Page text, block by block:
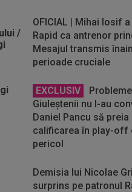
OFICIAL | Mihai Iosif
Rapid ca antrenor
Mesajul transmis
perioade cruciale
EXCLUSIV
Giuleştenii nu l-au
Daniel Pancu să
calificarea în play-off
pericol
Demisia lui Nicolae
surprins pe patronul